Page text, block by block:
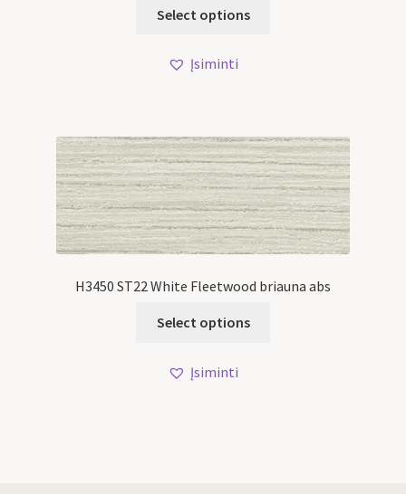
Select options
Įsiminti
H3450 ST22 White Fleetwood briauna abs
Select options
Įsiminti